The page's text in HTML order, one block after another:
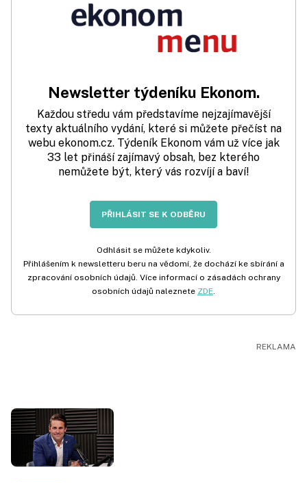
Newsletter týdeníku Ekonom.
Každou středu vám představíme nejzajímavější
texty aktuálního vydání, které si můžete přečíst na
webu ekonom.cz. Týdeník Ekonom vám už více jak
33 let přináší zajímavý obsah, bez kterého
nemůžete být, který vás rozvíjí a baví!
PŘIHLÁSIT SE K ODBĚRU
Odhlásit se můžete kdykoliv.
Přihlášením k newsletteru beru na vědomí, že dochází ke sbírání a
zpracování osobních údajů. Více informací o zásadách ochrany
osobních údajů naleznete ZDE.